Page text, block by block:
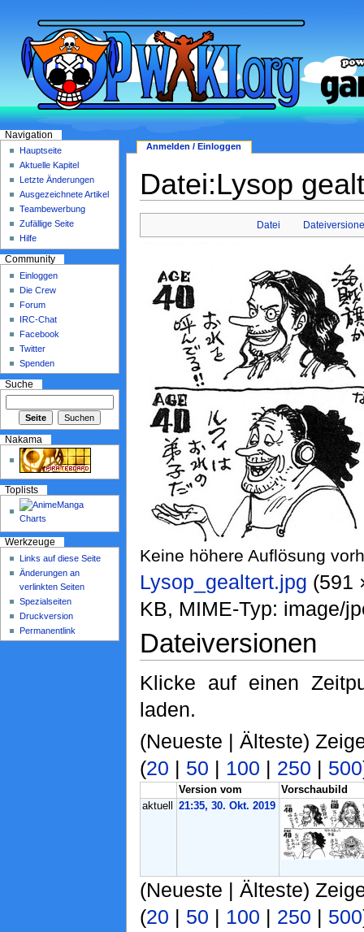
Datei:Lysop
Datei
Keine höhere Auflösung
Lysop_gealtert.jpg
KB, MIME-Typ: image/
Dateiversionen
Klicke auf einen
laden.
(Neueste | Älteste)
(20 | 50 | 100 | 250 | 500
Version vom
Vorschaubild
aktuell
21:35, 30. Okt. 2019
(Neueste | Älteste)
(20 | 50 | 100 | 250 | 500
Anmelden / Einloggen
Navigation
Hauptseite
Aktuelle Kapitel
Letzte Änderungen
Ausgezeichnete Artikel
Teambewerbung
Zufällige Seite
Hilfe
Community
Einloggen
Die Crew
Forum
IRC-Chat
Facebook
Twitter
Spenden
Suche
Nakama
Toplists
Werkzeuge
Links auf diese Seite
Änderungen an
verlinkten Seiten
Spezialseiten
Druckversion
Permanentlink